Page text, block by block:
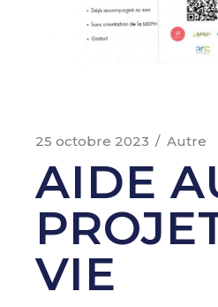
25 octobre 2023 Autre
AIDE
VIE